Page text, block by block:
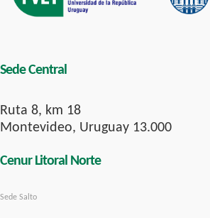
Sede Central
Ruta 8, km 18
Montevideo, Uruguay 13.000
Cenur Litoral Norte
Sede Salto